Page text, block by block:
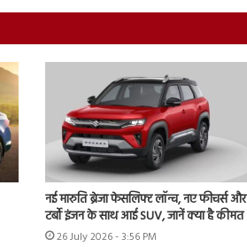
नई मारुति ब्रेजा फेसलिफ्ट लॉन्च, नए फीचर्स और
टर्बो इंजन के साथ आई SUV, जानें क्या है कीमत
26 July 2026 - 3:56 PM